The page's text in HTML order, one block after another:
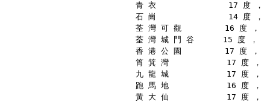
青 衣               17 度 ，
石 崗               14 度 ，
荃 灣 可 觀         16 度 ，
荃 灣 城 門 谷      15 度 ，
香 港 公 園         17 度 ，
筲 箕 灣            17 度 ，
九 龍 城            17 度 ，
跑 馬 地            16 度 ，
黃 大 仙            17 度 ，